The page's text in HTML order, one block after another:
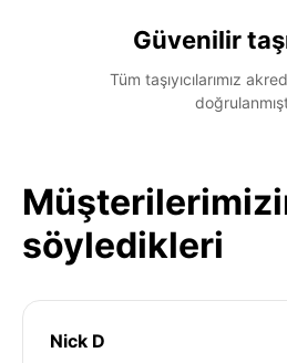
Güvenilir
Tüm taşıyıcılarımız
söyledikleri
Nick D